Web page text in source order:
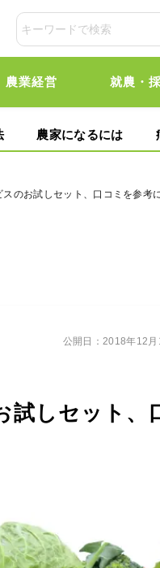
農業経営 就農・
農家になるには
のお試しセット、口コミを参考
試しセット、
公開日：2018年12月